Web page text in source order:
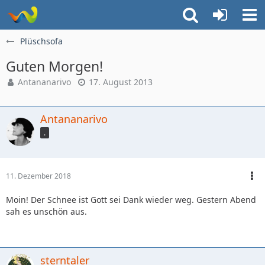
Plüschsofa
Guten Morgen!
Antananarivo 17. August 2013
Antananarivo
.
11. Dezember 2018
Moin! Der Schnee ist Gott sei Dank wieder weg. Gestern Abend
sah es unschön aus.
sterntaler